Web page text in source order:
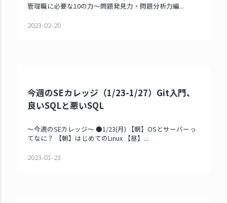
管理職に必要な10の力～問題発見力・問題分析力編...
2023-02-20
今週のSEカレッジ（1/23-1/27）Git入門、
良いSQLと悪いSQL
～今週のSEカレッジ～ ●1/23(月) 【朝】OSとサーバーっ
てなに？ 【朝】はじめてのLinux 【昼】...
2023-01-23